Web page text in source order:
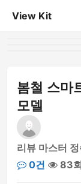
View Kit
봄철 스마
모델
리뷰 마스터 정
0건
83회